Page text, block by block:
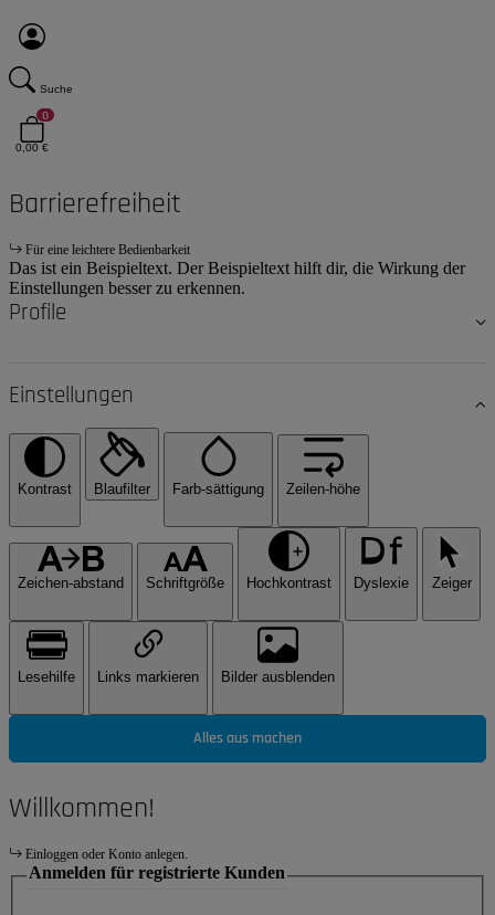
Suche
0
0,00 €
Barrierefreiheit
Für eine leichtere Bedienbarkeit
Das ist ein Beispieltext. Der Beispieltext hilft dir, die Wirkung der
Einstellungen besser zu erkennen.
Profile
Einstellungen
Kontrast Blaufilter Farb-sättigung Zeilen-höhe
Zeichen-abstand Schriftgröße Hochkontrast Dyslexie Zeiger
Lesehilfe Links markieren Bilder ausblenden
Alles aus machen
Willkommen!
Einloggen oder Konto anlegen.
Anmelden für registrierte Kunden